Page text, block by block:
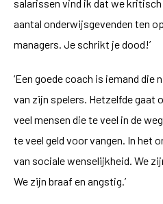
salarissen vind ik dat we
aantal onderwijsgevenden ten
managers. Je schrikt je dood!’
‘Een goede coach is iemand die
van zijn spelers. Hetzelfde gaat
veel mensen die te veel in de
te veel geld voor vangen. In het
van sociale wenselijkheid. We
We zijn braaf en angstig.’